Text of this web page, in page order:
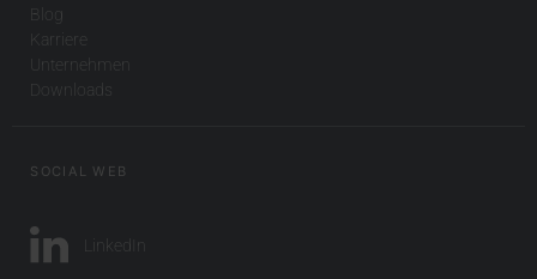
Blog
Karriere
Unternehmen
Downloads
SOCIAL WEB
LinkedIn